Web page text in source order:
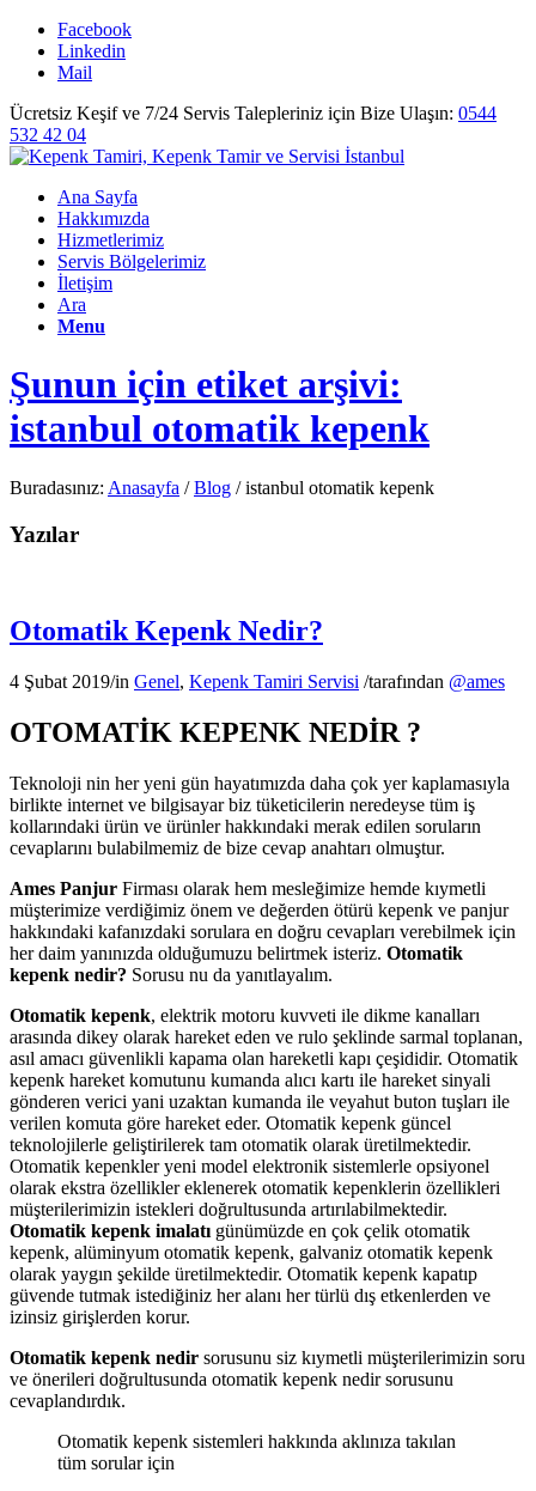
Facebook
Linkedin
Mail
Ücretsiz Keşif ve 7/24 Servis Talepleriniz için Bize Ulaşın: 0544
532 42 04
Ana Sayfa
Hakkımızda
Hizmetlerimiz
Servis Bölgelerimiz
İletişim
Ara
Menu
Şunun için etiket arşivi:
istanbul otomatik kepenk
Buradasınız: Anasayfa / Blog / istanbul otomatik kepenk
Yazılar
Otomatik Kepenk Nedir?
4 Şubat 2019/in Genel, Kepenk Tamiri Servisi /tarafından @ames
OTOMATİK KEPENK NEDİR ?
Teknoloji nin her yeni gün hayatımızda daha çok yer kaplamasıyla
birlikte internet ve bilgisayar biz tüketicilerin neredeyse tüm iş
kollarındaki ürün ve ürünler hakkındaki merak edilen soruların
cevaplarını bulabilmemiz de bize cevap anahtarı olmuştur.
Ames Panjur Firması olarak hem mesleğimize hemde kıymetli
müşterimize verdiğimiz önem ve değerden ötürü kepenk ve panjur
hakkındaki kafanızdaki sorulara en doğru cevapları verebilmek için
her daim yanınızda olduğumuzu belirtmek isteriz. Otomatik
kepenk nedir? Sorusu nu da yanıtlayalım.
Otomatik kepenk, elektrik motoru kuvveti ile dikme kanalları
arasında dikey olarak hareket eden ve rulo şeklinde sarmal toplanan,
asıl amacı güvenlikli kapama olan hareketli kapı çeşididir. Otomatik
kepenk hareket komutunu kumanda alıcı kartı ile hareket sinyali
gönderen verici yani uzaktan kumanda ile veyahut buton tuşları ile
verilen komuta göre hareket eder. Otomatik kepenk güncel
teknolojilerle geliştirilerek tam otomatik olarak üretilmektedir.
Otomatik kepenkler yeni model elektronik sistemlerle opsiyonel
olarak ekstra özellikler eklenerek otomatik kepenklerin özellikleri
müşterilerimizin istekleri doğrultusunda artırılabilmektedir.
Otomatik kepenk imalatı günümüzde en çok çelik otomatik
kepenk, alüminyum otomatik kepenk, galvaniz otomatik kepenk
olarak yaygın şekilde üretilmektedir. Otomatik kepenk kapatıp
güvende tutmak istediğiniz her alanı her türlü dış etkenlerden ve
izinsiz girişlerden korur.
Otomatik kepenk nedir sorusunu siz kıymetli müşterilerimizin soru
ve önerileri doğrultusunda otomatik kepenk nedir sorusunu
cevaplandırdık.
Otomatik kepenk sistemleri hakkında aklınıza takılan
tüm sorular için